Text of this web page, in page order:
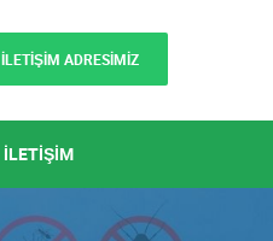
İLETİŞİM ADRESİMİZ
İLETİŞİM